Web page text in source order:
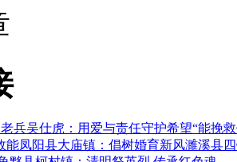
兵吴仕虎：用爱与责任守护希望“能挽
能凤阳县大庙镇：倡树婚育新风濉溪县